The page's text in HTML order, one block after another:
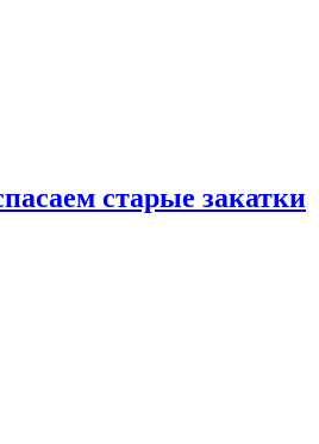
старые закатки